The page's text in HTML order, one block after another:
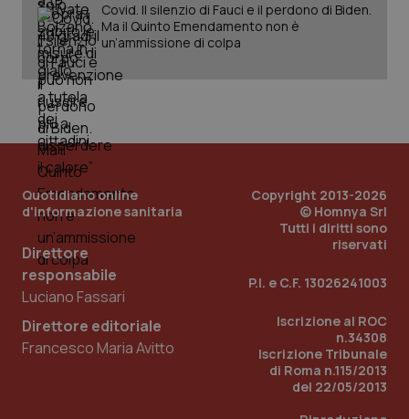
Covid. Il silenzio di Fauci e il perdono di Biden.
Ma il Quinto Emendamento non è
un’ammissione di colpa
Quotidiano online
d'informazione sanitaria
Direttore
responsabile
Luciano Fassari
Direttore editoriale
Francesco Maria Avitto
Copyright 2013-2026
© Homnya Srl
Tutti i diritti sono
riservati
P.I. e C.F. 13026241003
Iscrizione al ROC
n.34308
Iscrizione Tribunale
di Roma n.115/2013
del 22/05/2013